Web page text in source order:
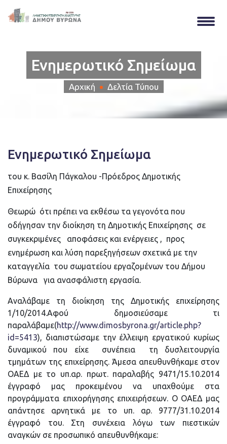
Ενημερωτικό Σημείωμα
Αρχική Δελτία Τύπου
Ενημερωτικό Σημείωμα
του κ. Βασίλη Πάγκαλου -Πρόεδρος Δημοτικής
Επιχείρησης
Θεωρώ ότι πρέπει να εκθέσω τα γεγονότα που
οδήγησαν την διοίκηση τη Δημοτικής Επιχείρησης σε
συγκεκριμένες αποφάσεις και ενέργειες , προς
ενημέρωση και λύση παρεξηγήσεων σχετικά με την
καταγγελία του σωματείου εργαζομένων του Δήμου
Βύρωνα για ανασφάλιστη εργασία.
Αναλάβαμε τη διοίκηση της Δημοτικής επιχείρησης
1/10/2014.Αφού δημοσιεύσαμε τι
παραλάβαμε(http://www.dimosbyrona.gr/article.php?
id=5413), διαπιστώσαμε την έλλειψη εργατικού κυρίως
δυναμικού που είχε συνέπεια τη δυσλειτουργία
τμημάτων της επιχείρησης. Άμεσα απευθυνθήκαμε στον
ΟΑΕΔ με το υπ.αρ. πρωτ. παραλαβής 9471/15.10.2014
έγγραφό μας προκειμένου να υπαχθούμε στα
προγράμματα επιχορήγησης επιχειρήσεων. Ο ΟΑΕΔ μας
απάντησε αρνητικά με το υπ. αρ. 9777/31.10.2014
έγγραφό του. Στη συνέχεια λόγω των πιεστικών
αναγκών σε προσωπικό απευθυνθήκαμε: